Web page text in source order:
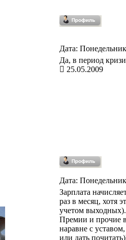
Дата:
Да, в период
25.05.2009
Дата:
Зарплата
раз в месяц, хотя
учетом
Премии и прочие
наравне с
или дать